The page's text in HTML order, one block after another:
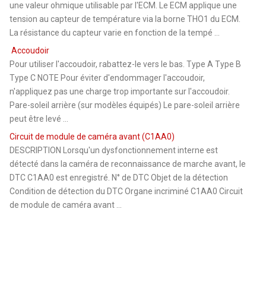
une valeur ohmique utilisable par l'ECM. Le ECM applique une
tension au capteur de température via la borne THO1 du ECM.
La résistance du capteur varie en fonction de la tempé ...
Accoudoir
Pour utiliser l'accoudoir, rabattez-le vers le bas. Type A Type B
Type C NOTE Pour éviter d'endommager l'accoudoir,
n'appliquez pas une charge trop importante sur l'accoudoir.
Pare-soleil arrière (sur modèles équipés) Le pare-soleil arrière
peut être levé ...
Circuit de module de caméra avant (C1AA0)
DESCRIPTION Lorsqu'un dysfonctionnement interne est
détecté dans la caméra de reconnaissance de marche avant, le
DTC C1AA0 est enregistré. N° de DTC Objet de la détection
Condition de détection du DTC Organe incriminé C1AA0 Circuit
de module de caméra avant ...